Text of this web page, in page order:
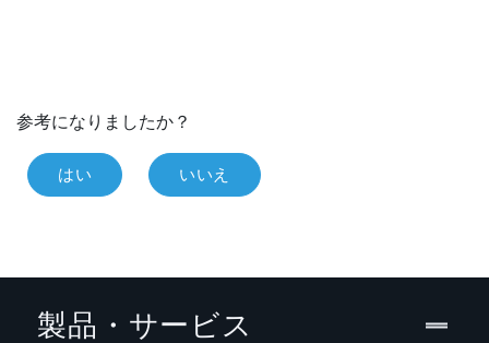
参考になりましたか？
はい いいえ
製品・サービス